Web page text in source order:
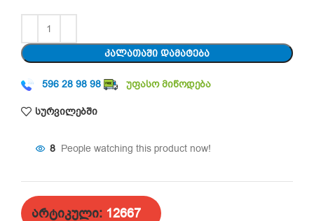
ᲙᲐᲚᲐᲗᲐᲨᲘ ᲓᲐᲛᲐᲢᲔᲑᲐ
596 28 98 98 უფასო მიწოდება
სურვილებში
8 People watching this product now!
არტიკული: 12667